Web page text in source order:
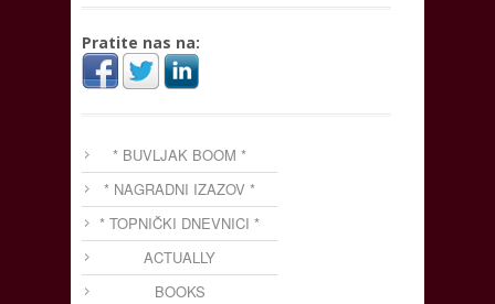
Pratite nas na:
* BUVLJAK BOOM *
* NAGRADNI IZAZOV *
* TOPNIČKI DNEVNICI *
ACTUALLY
BOOKS